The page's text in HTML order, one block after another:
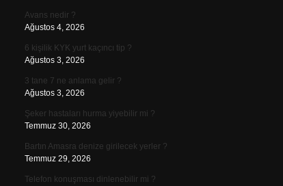
Avans nedir ?
Ağustos 4, 2026
6 kişilik KYK yurt kaçıncı tip ?
Ağustos 3, 2026
3 tane 7 ne anlama gelir ?
Ağustos 3, 2026
Şeker hastaları hurma yiyebilir mi ?
Temmuz 30, 2026
Bartın Amasra denize girilecek yerler ?
Temmuz 29, 2026
Telefon konuşması dinlenebilir mi ?